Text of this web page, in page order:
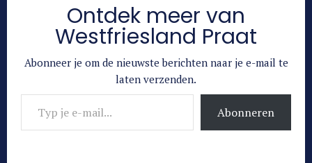
Ontdek meer van
Westfriesland Praat
Abonneer je om de nieuwste berichten naar je e-mail te
laten verzenden.
Typ je e-mail...
Abonneren